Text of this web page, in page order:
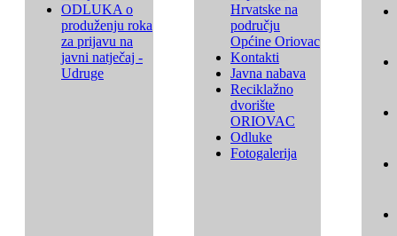
ODLUKA o
produženju roka
za prijavu na
javni natječaj -
Udruge
Hrvatske na
području
Općine Oriovac
Kontakti
Javna nabava
Reciklažno
dvorište
ORIOVAC
Odluke
Fotogalerija